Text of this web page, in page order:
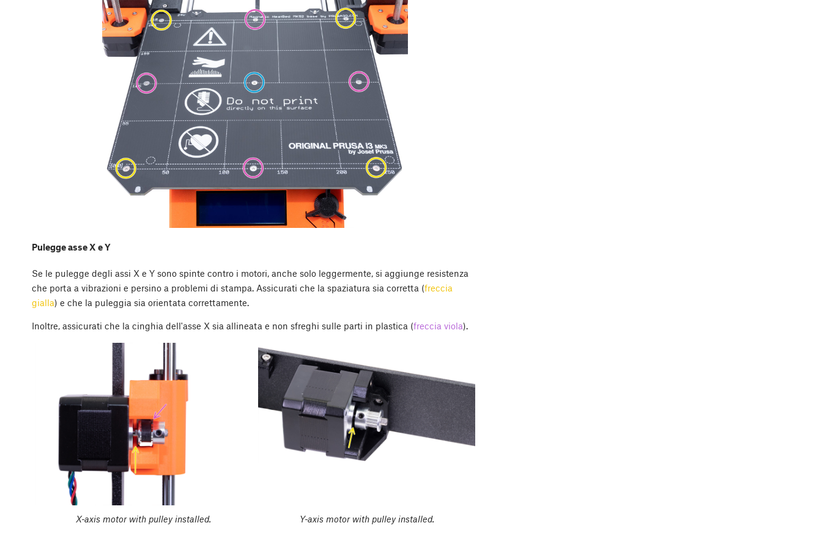
Pulegge asse X e Y
Se le pulegge degli assi X e Y sono spinte contro i motori, anche solo leggermente, si aggiunge resistenza
che porta a vibrazioni e persino a problemi di stampa. Assicurati che la spaziatura sia corretta (freccia
gialla) e che la puleggia sia orientata correttamente.
Inoltre, assicurati che la cinghia dell'asse X sia allineata e non sfreghi sulle parti in plastica (freccia viola).
X-axis motor with pulley installed. Y-axis motor with pulley installed.